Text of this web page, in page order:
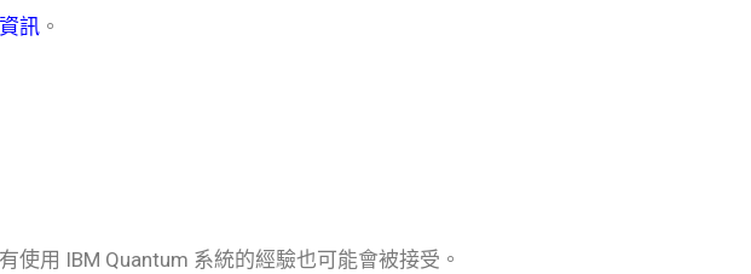
訊 。
用 IBM Quantum 系統的經驗也可能會被接受。